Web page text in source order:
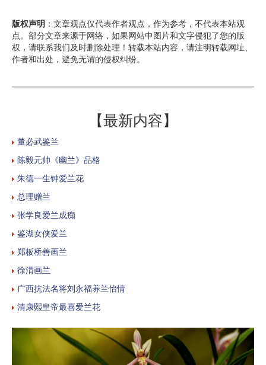
版权声明 ：文章观点仅代表作者观点，作为参考，不代表本站观
点。部分文章来源于网络，如果网站中图片和文字侵犯了您的版
权，请联系我们及时删除处理！转载本站内容，请注明转载网址、
作者和出处，避免无谓的侵权纠纷。
【最新内容】
董必武鉴兰
陈毅元帅《幽兰》品格
朱德一生钟爱兰花
总理赠兰
张学良爱兰成痴
鉴湖女侠爱兰
郑板桥善画兰
徐渭画兰
广西抗法名将刘永福养兰怡情
清康熙皇帝最喜爱兰花